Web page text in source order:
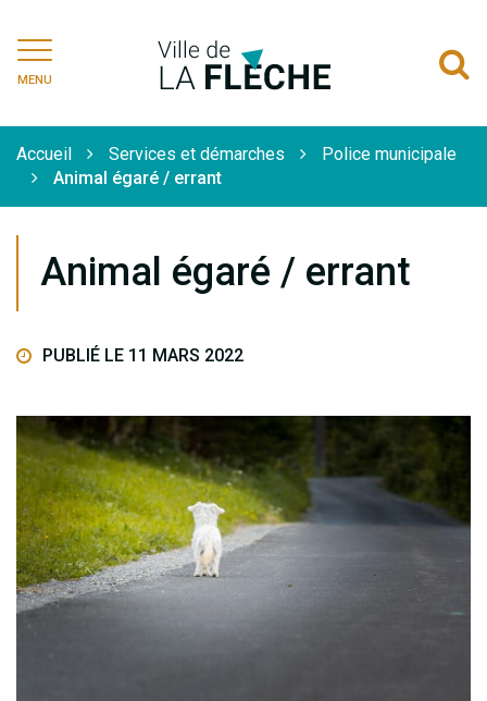
compte
Instagram
compte
MENU
Accueil Services et démarches
Police municipale
Animal égaré / errant
Animal égaré / errant
PUBLIÉ LE 11 MARS 2022